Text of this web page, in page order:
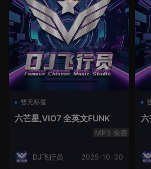
暂无标签
六芒星,VIO7 全英文FUNK
免费
DJ飞行员 2025-10-30
六